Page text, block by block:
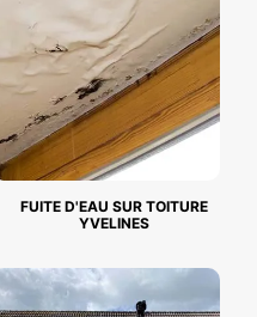
FUITE D'EAU SUR TOITURE
YVELINES